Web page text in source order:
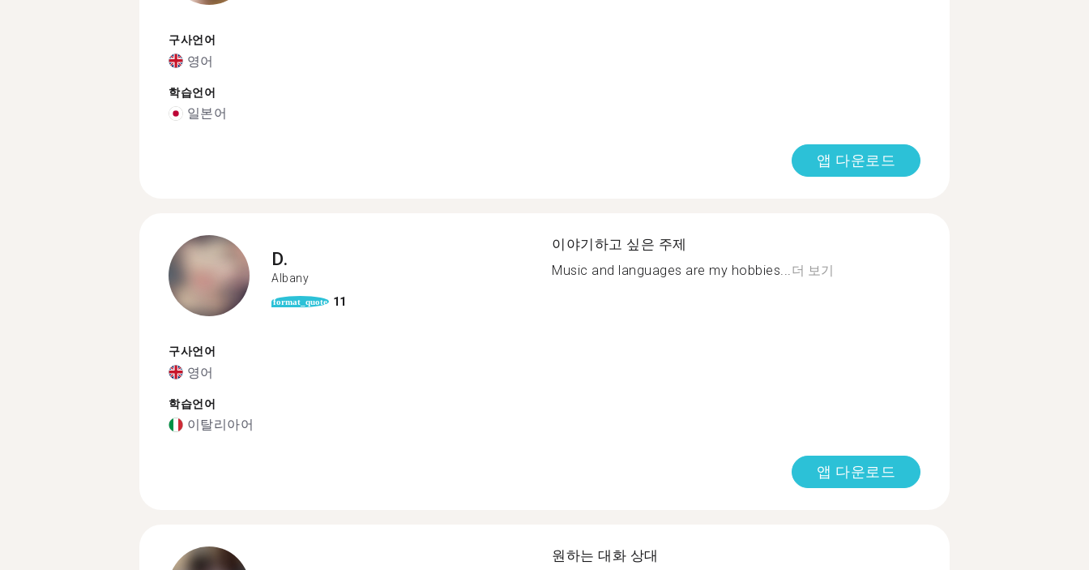
구사언어
영어
학습언어
일본어
앱 다운로드
D.
Albany
format_quote 11
구사언어
영어
학습언어
이탈리아어
이야기하고 싶은 주제
Music and languages are my hobbies...더 보기
앱 다운로드
원하는 대화 상대